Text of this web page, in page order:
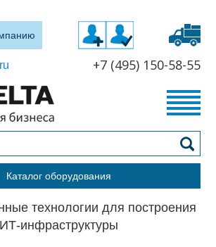
+7 (495) 150-58-55
Каталог оборудования
технологии для построения
ИТ-инфраструктуры